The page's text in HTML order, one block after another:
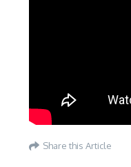
Share this Article